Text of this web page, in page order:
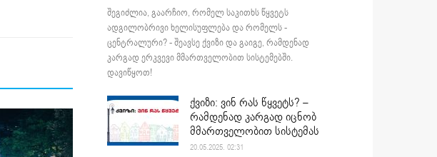
შეგიძლია, გაარჩიო, რომელ საკითხს წყვეტს
ადგილობრივი ხელისუფლება და რომელს -
ცენტრალური? - შეავსე ქვიზი და გაიგე, რამდენად
კარგად ერკვევი მმართველობით სისტემებში.
დავიწყოთ!
ქვიზი: ვინ რას წყვეტს? –
რამდენად კარგად იცნობ
მმართველობით სისტემას
20.05.2025. 02:31